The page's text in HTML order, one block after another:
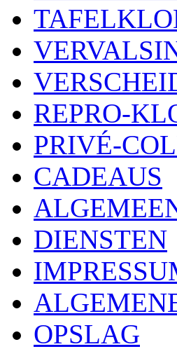
REPRO-
PRIVÉ-
CADEAUS
DIENSTEN
OPSLAG